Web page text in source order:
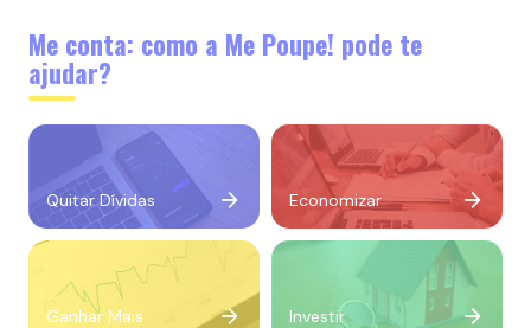
Me conta: como a Me Poupe! pode te
ajudar?
Quitar Dívidas Economizar
Ganhar Mais Investir